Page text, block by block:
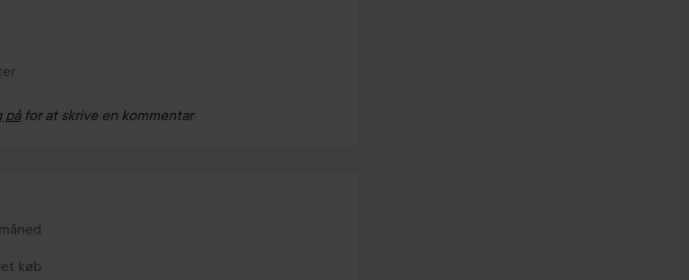
på for at skrive en kommentar
Creator.
blev oprettet 1 måned
køb